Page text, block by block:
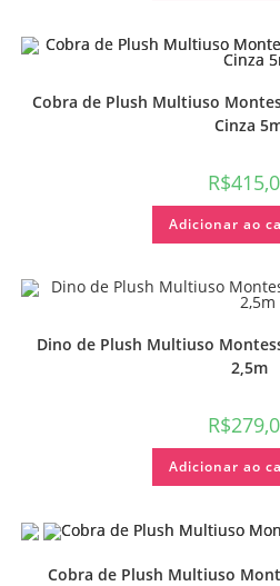
Cobra de Plush Multiuso
Cinza
R$
Adicionar ao
Dino de Plush Multiuso
2,5m
R$
Adicionar ao
Cobra de Plush Multiuso